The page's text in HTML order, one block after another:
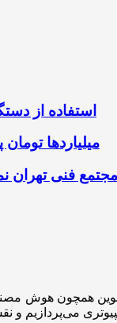
استفاده از
میلیاردها
مجتمع فنی
همچون هوش